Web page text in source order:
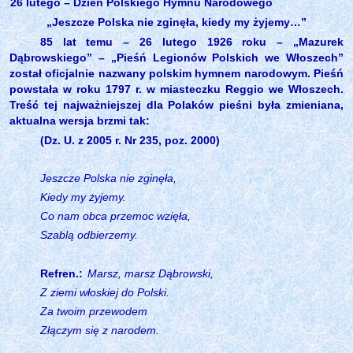
„Jeszcze Polska nie zginęła, kiedy my żyjemy…”
85 lat temu – 26 lutego 1926 roku – „Mazurek
Dąbrowskiego” – „Pieśń Legionów Polskich we Włoszech”
został oficjalnie nazwany polskim hymnem narodowym. Pieśń
powstała w roku 1797 r. w miasteczku Reggio we Włoszech.
Treść tej najważniejszej dla Polaków pieśni była zmieniana,
aktualna wersja brzmi tak:
(Dz. U. z 2005 r. Nr 235, poz. 2000)
Jeszcze Polska nie zginęła,
Kiedy my żyjemy.
Co nam obca przemoc wzięła,
Szablą odbierzemy.
Refren.: Marsz, marsz Dąbrowski,
Z ziemi włoskiej do Polski.
Za twoim przewodem
Złączym się z narodem.